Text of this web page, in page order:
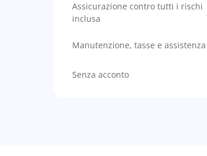
Assicurazione contro tutti i rischi
inclusa
Manutenzione, tasse e assistenza
Senza acconto